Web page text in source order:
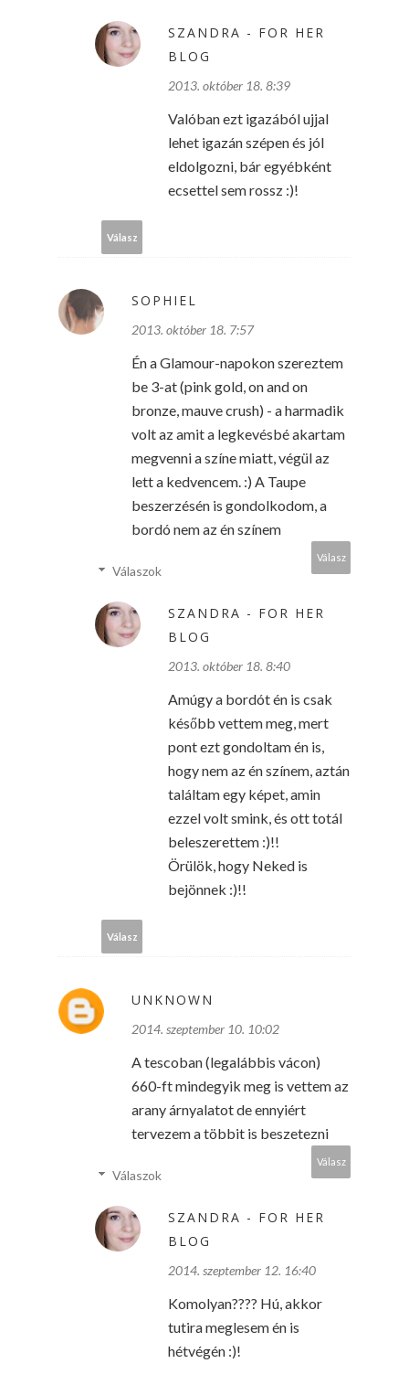
SZANDRA - FOR HER
BLOG
2013. október 18. 8:39
Valóban ezt igazából ujjal
lehet igazán szépen és jól
eldolgozni, bár egyébként
ecsettel sem rossz :)!
Válasz
SOPHIEL
2013. október 18. 7:57
Én a Glamour-napokon szereztem
be 3-at (pink gold, on and on
bronze, mauve crush) - a harmadik
volt az amit a legkevésbé akartam
megvenni a színe miatt, végül az
lett a kedvencem. :) A Taupe
beszerzésén is gondolkodom, a
bordó nem az én színem
Válasz
Válaszok
SZANDRA - FOR HER
BLOG
2013. október 18. 8:40
Amúgy a bordót én is csak
később vettem meg, mert
pont ezt gondoltam én is,
hogy nem az én színem, aztán
találtam egy képet, amin
ezzel volt smink, és ott totál
beleszerettem :)!!
Örülök, hogy Neked is
bejönnek :)!!
Válasz
UNKNOWN
2014. szeptember 10. 10:02
A tescoban (legalábbis vácon)
660-ft mindegyik meg is vettem az
arany árnyalatot de ennyiért
tervezem a többit is beszetezni
Válasz
Válaszok
SZANDRA - FOR HER
BLOG
2014. szeptember 12. 16:40
Komolyan???? Hú, akkor
tutira meglesem én is
hétvégén :)!